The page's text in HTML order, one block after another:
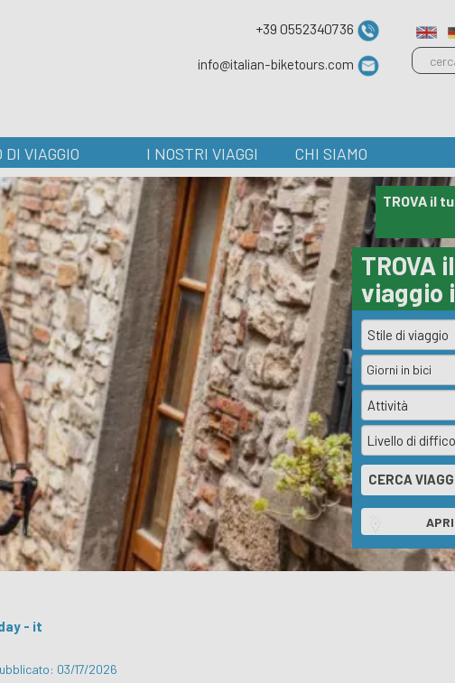
+39 0552340736
info@italian-biketours.com
DI VIAGGIO I NOSTRI VIAGGI CHI SIAMO
TROVA il
TROVA
viaggio
Giorni in bici
- it
03/17/2026